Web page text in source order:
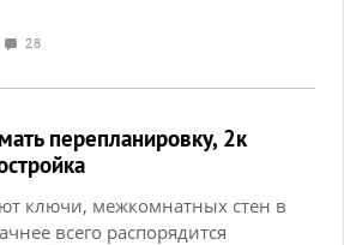
и кухню студию или просто
28
перепланировку, 2к
ключи, межкомнатных стен в
всего распорядится